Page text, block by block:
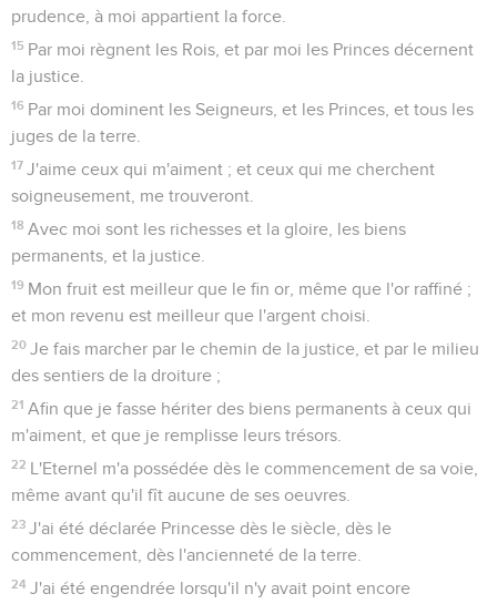
prudence, à moi appartient la force.
15 Par moi règnent les Rois, et par moi les Princes décernent
la justice.
16 Par moi dominent les Seigneurs, et les Princes, et tous les
juges de la terre.
17 J'aime ceux qui m'aiment ; et ceux qui me cherchent
soigneusement, me trouveront.
18 Avec moi sont les richesses et la gloire, les biens
permanents, et la justice.
19 Mon fruit est meilleur que le fin or, même que l'or raffiné ;
et mon revenu est meilleur que l'argent choisi.
20 Je fais marcher par le chemin de la justice, et par le milieu
des sentiers de la droiture ;
21 Afin que je fasse hériter des biens permanents à ceux qui
m'aiment, et que je remplisse leurs trésors.
22 L'Eternel m'a possédée dès le commencement de sa voie,
même avant qu'il fît aucune de ses oeuvres.
23 J'ai été déclarée Princesse dès le siècle, dès le
commencement, dès l'ancienneté de la terre.
24 J'ai été engendrée lorsqu'il n'y avait point encore